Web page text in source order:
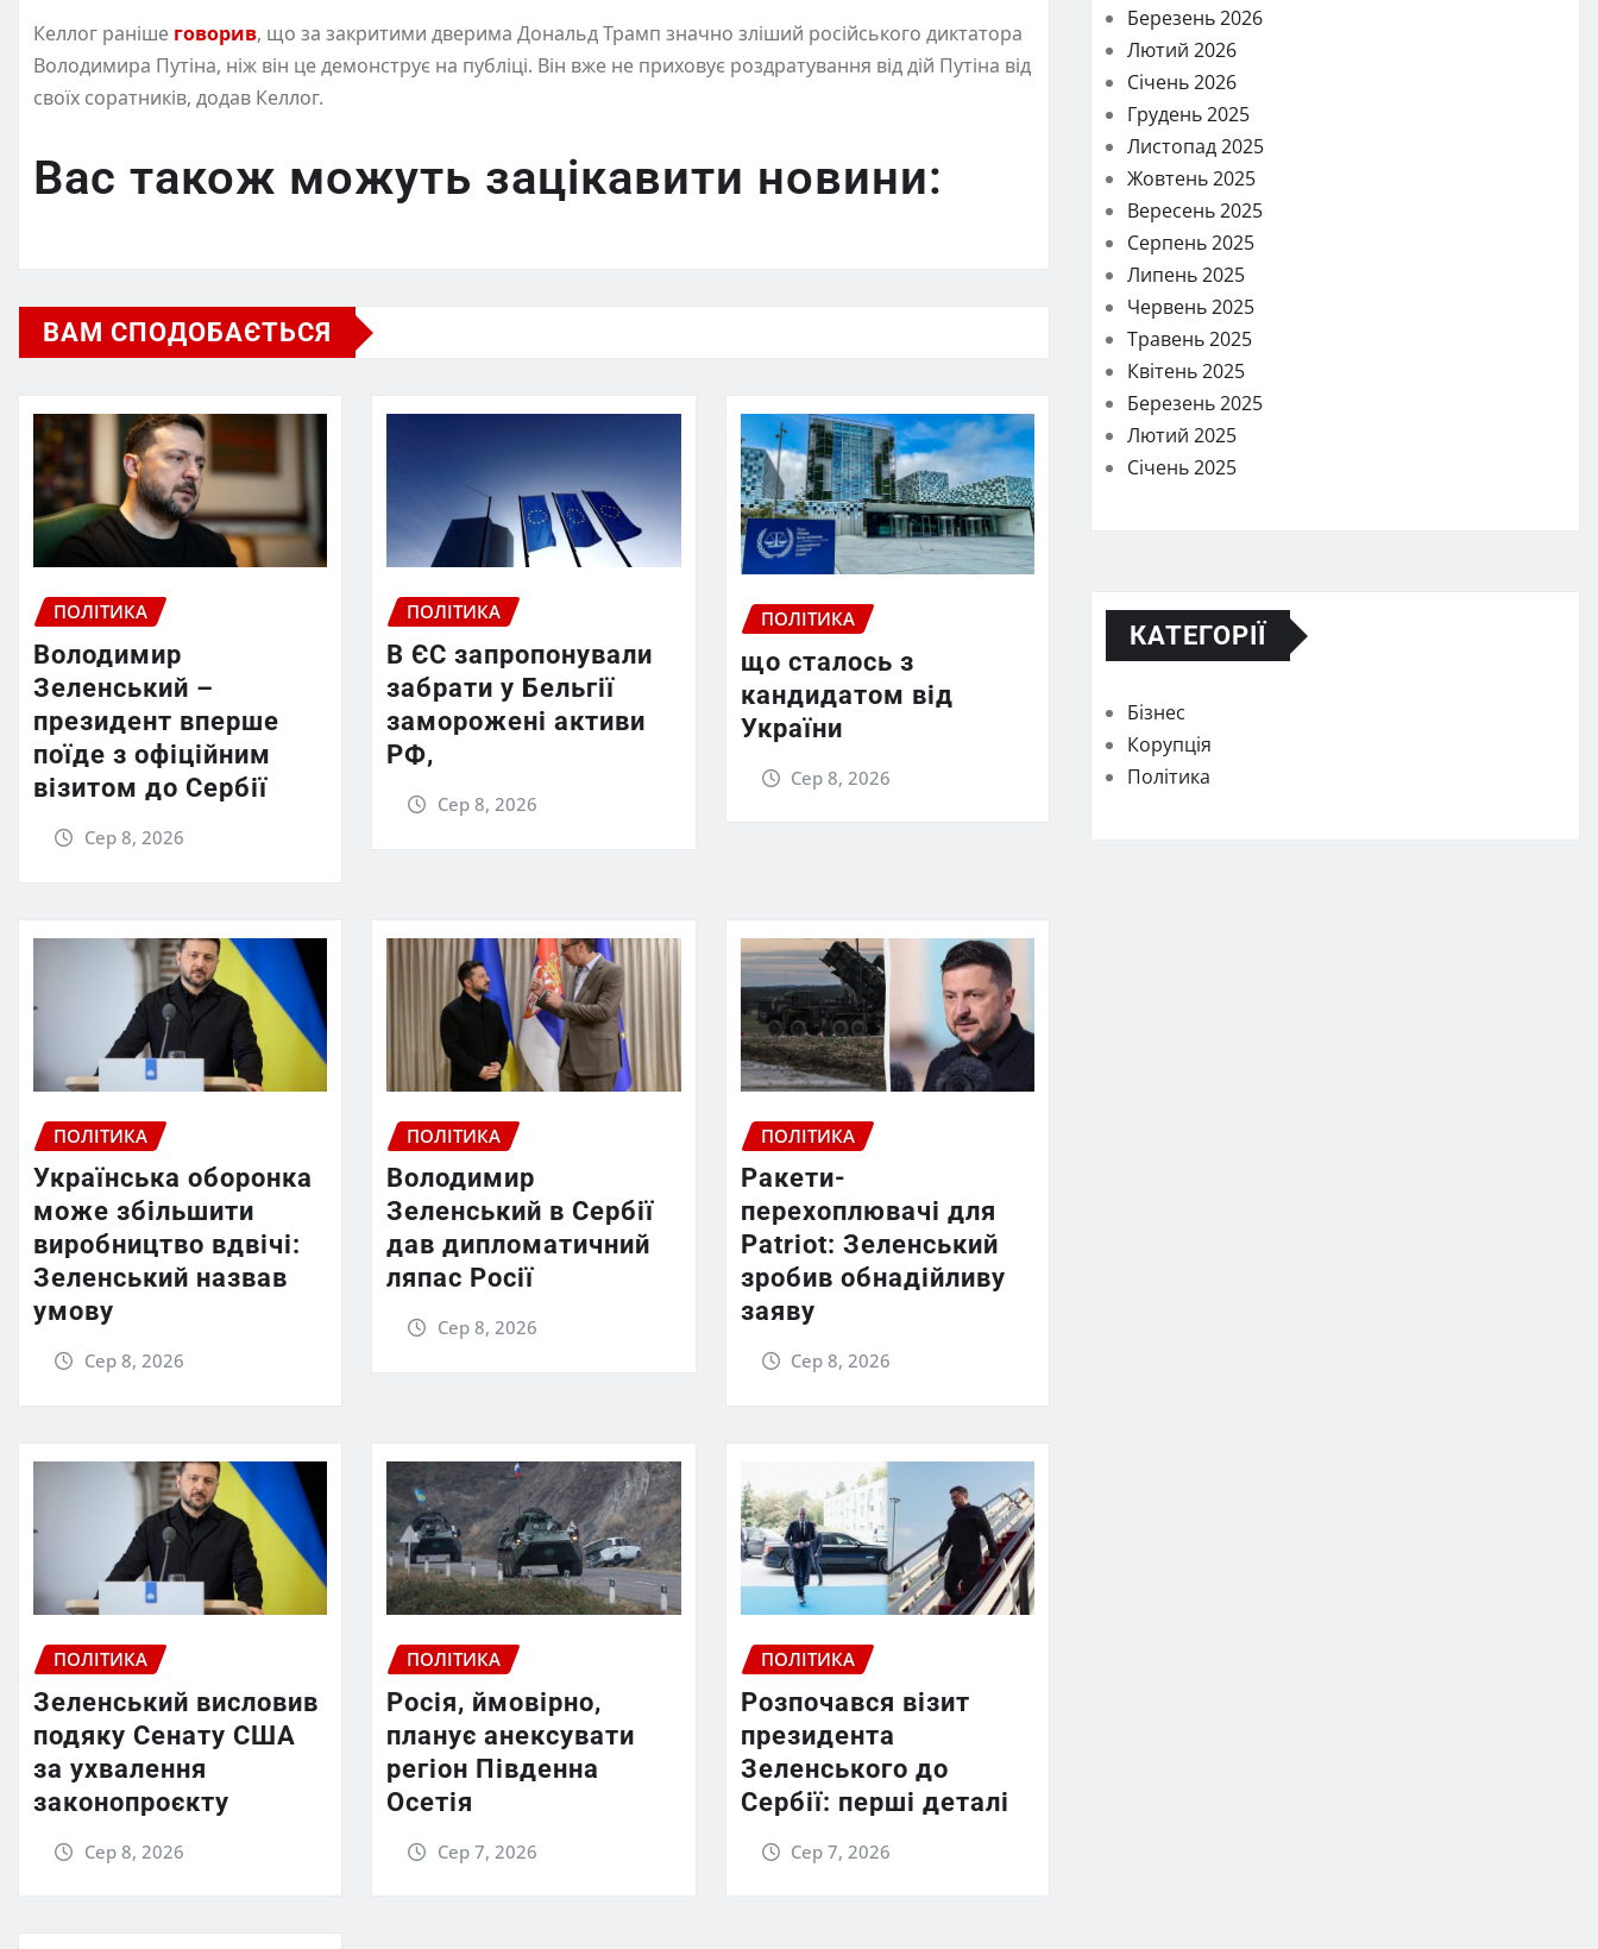
Келлог раніше говорив, що за закритими дверима Дональд Трамп значно зліший російського диктатора
Володимира Путіна, ніж він це демонструє на публіці. Він вже не приховує роздратування від дій Путіна від
своїх соратників, додав Келлог.
Вас також можуть зацікавити новини:
ВАМ СПОДОБАЄТЬСЯ
ПОЛІТИКА
Володимир
Зеленський –
президент вперше
поїде з офіційним
візитом до Сербії
Сер 8, 2026
ПОЛІТИКА
В ЄС запропонували
забрати у Бельгії
заморожені активи
РФ,
Сер 8, 2026
ПОЛІТИКА
що сталось з
кандидатом від
України
Сер 8, 2026
ПОЛІТИКА
Українська оборонка
може збільшити
виробництво вдвічі:
Зеленський назвав
умову
Сер 8, 2026
ПОЛІТИКА
Володимир
Зеленський в Сербії
дав дипломатичний
ляпас Росії
Сер 8, 2026
ПОЛІТИКА
Ракети-
перехоплювачі для
Patriot: Зеленський
зробив обнадійливу
заяву
Сер 8, 2026
ПОЛІТИКА
Зеленський висловив
подяку Сенату США
за ухвалення
законопроєкту
Сер 8, 2026
ПОЛІТИКА
Росія, ймовірно,
планує анексувати
регіон Південна
Осетія
Сер 7, 2026
ПОЛІТИКА
Розпочався візит
президента
Зеленського до
Сербії: перші деталі
Сер 7, 2026
Березень 2026
Лютий 2026
Січень 2026
Грудень 2025
Листопад 2025
Жовтень 2025
Вересень 2025
Серпень 2025
Липень 2025
Червень 2025
Травень 2025
Квітень 2025
Березень 2025
Лютий 2025
Січень 2025
КАТЕГОРІЇ
Бізнес
Корупція
Політика